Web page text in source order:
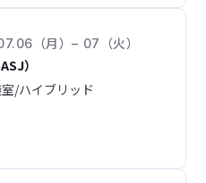
開催中
2025 28
（月）– 07（火）
）
/ハイブリッド